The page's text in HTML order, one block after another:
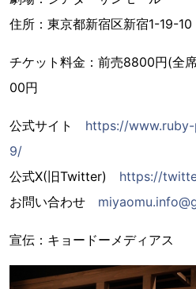
住所：東京都新宿区新宿1-19-
チケット料金：前売8800円(全
00円
公式サイト https://
9/
公式X(旧Twitter) https://
お問い合わせ
宣伝：キョードーメディアス